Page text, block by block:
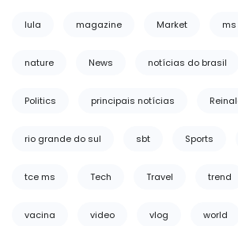
lula magazine Market ms
nature News notícias do brasil
Politics principais notícias
rio grande do sul sbt Sports
tce ms Tech Travel trend
vacina video vlog world